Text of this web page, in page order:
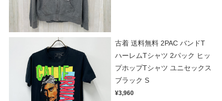
古着 送料無料 2PAC バンドT
ハーレムTシャツ 2パック ヒッ
プホップTシャツ ユニセックス
ブラック S
¥3,960